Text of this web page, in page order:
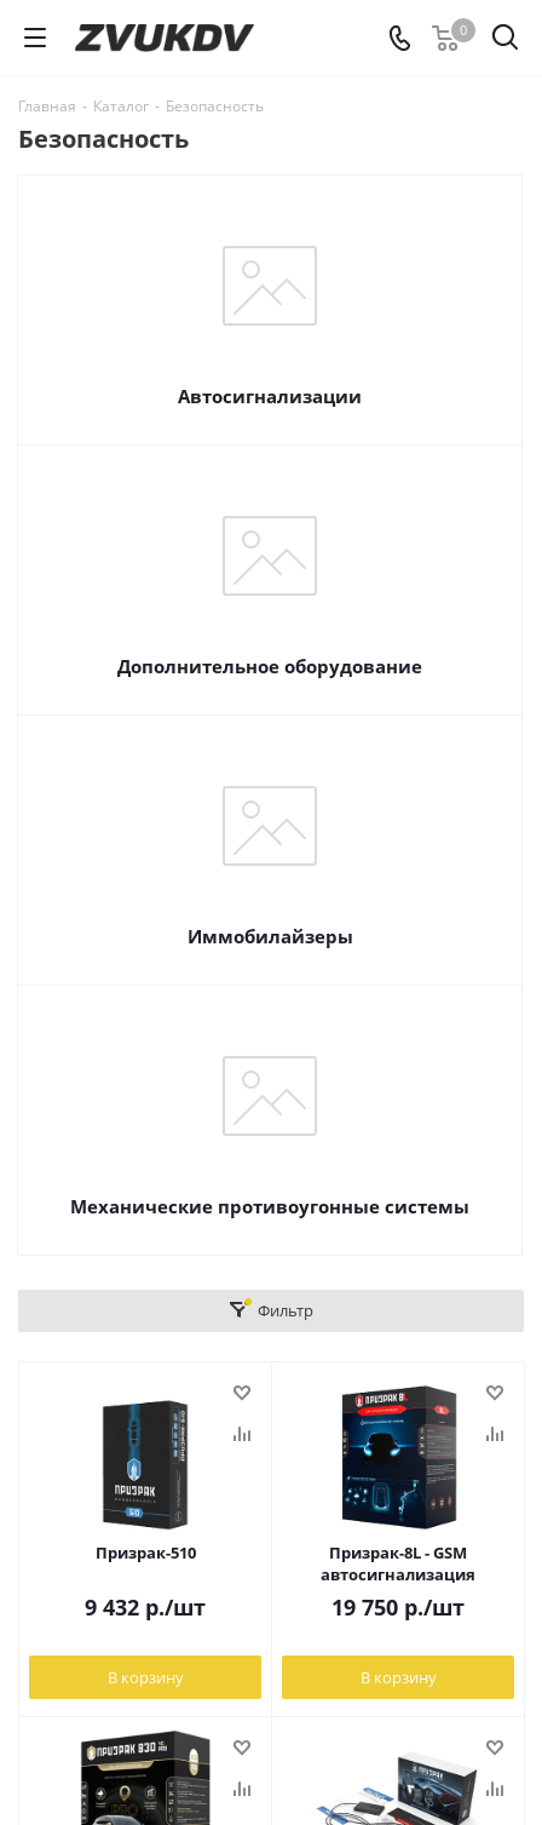
0
Главная - Каталог - Безопасность
Безопасность
Автосигнализации
Дополнительное оборудование
Иммобилайзеры
Механические противоугонные системы
Фильтр
Призрак-510
9 432 р./шт
В корзину
Призрак-8L - GSM
автосигнализация
19 750 р./шт
В корзину